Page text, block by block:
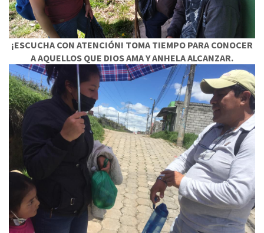
¡ESCUCHA CON ATENCIÓN! TOMA TIEMPO PARA CONOCER
A AQUELLOS QUE DIOS AMA Y ANHELA ALCANZAR.